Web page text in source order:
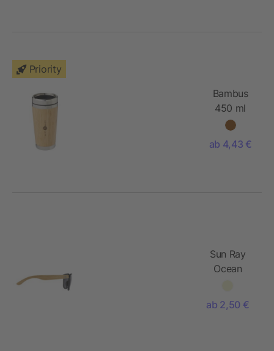
Priority
Bambus
450 ml
Becher mit
Außenseite
ab 4,43 €
Sun Ray
Ocean
Kunststoff
ab 2,50 €